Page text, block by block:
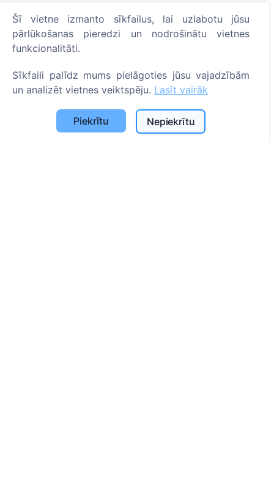
Par CEMETY
Notikumi
Pašvaldību un lietotāju saraksts
Privātuma politika
Maksājumu politika
Šī vietne izmanto sīkfailus, lai uzlabotu jūsu
pārlūkošanas pieredzi un nodrošinātu vietnes
funkcionalitāti.
Sīkfaili palīdz mums pielāgoties jūsu vajadzībām
un analizēt vietnes veiktspēju. Lasīt vairāk
Piekrītu Nepiekrītu